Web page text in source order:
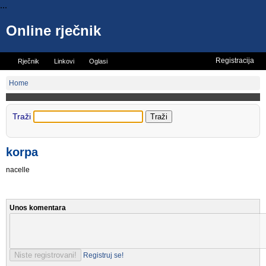
...
Online rječnik
Rječnik Linkovi Oglasi Registracija
Home
Traži
korpa
nacelle
Unos komentara
Registruj se!